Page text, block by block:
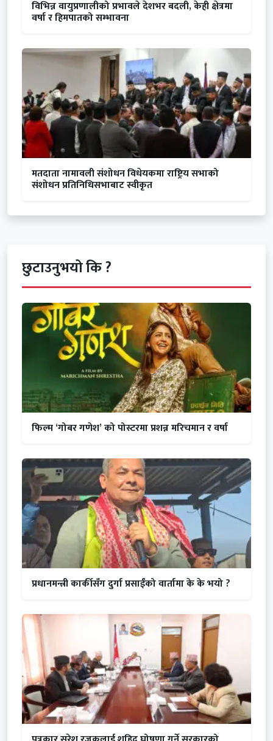
विभिन्न वायुप्रणालीको प्रभावले देशभर बदली, केही क्षेत्रमा
वर्षा र हिमपातको सम्भावना
मतदाता नामावली संशोधन विधेयकमा राष्ट्रिय सभाको
संशोधन प्रतिनिधिसभाबाट स्वीकृत
छुटाउनुभयो कि ?
फिल्म ‘गोबर गणेश’ को पोस्टरमा प्रशन्न मरिचमान र वर्षा
प्रधानमन्त्री कार्कीसँग दुर्गा प्रसाईंको वार्तामा के के भयो ?